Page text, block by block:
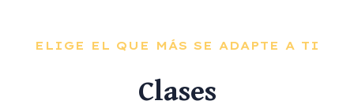
ELIGE EL QUE MÁS SE ADAPTE A TI
Clases